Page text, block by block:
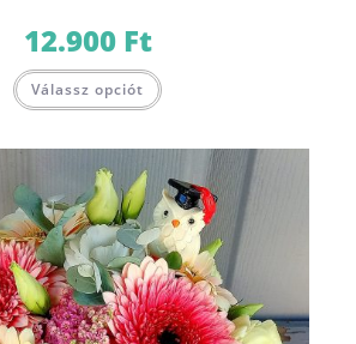
12.900 Ft
Válassz opciót